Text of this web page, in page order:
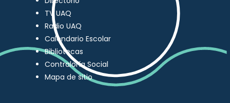
TV UAQ
Radio UAQ
Calendario Escolar
Bibliotecas
Contraloría Social
Mapa de sitio